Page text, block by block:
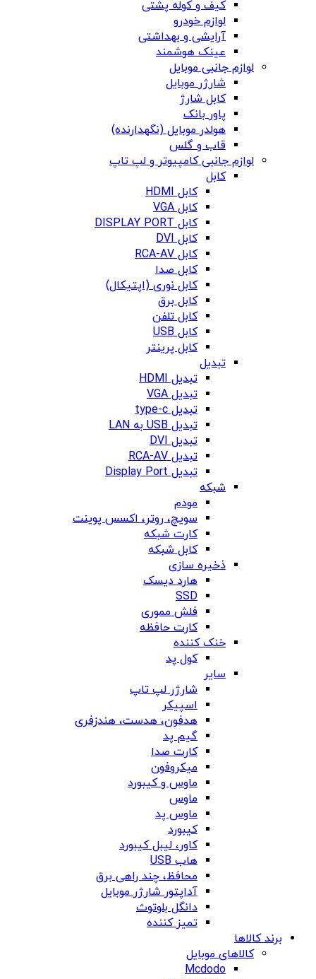
کیف و کوله پشتی
لوازم خودرو
آرایشی و بهداشتی
عینک هوشمند
لوازم جانبی موبایل
شارژر موبایل
کابل شارژ
پاور بانک
هولدر موبایل (نگهدارنده)
قاب و گلس
لوازم جانبی کامپیوتر و لپ تاپ
کابل
کابل HDMI
کابل VGA
کابل DISPLAY PORT
کابل DVI
کابل RCA-AV
کابل صدا
کابل نوری (اپتیکال)
کابل برق
کابل تلفن
کابل USB
کابل پرینتر
تبدیل
تبدیل HDMI
تبدیل VGA
تبدیل type-c
تبدیل USB به LAN
تبدیل DVI
تبدیل RCA-AV
تبدیل Display Port
شبکه
مودم
سویچ، روتر، اکسس پوینت
کارت شبکه
کابل شبکه
ذخیره سازی
هارد دیسک
SSD
فلش مموری
کارت حافظه
خنک کننده
کول پد
سایر
شارژر لپ تاپ
اسپیکر
هدفون، هدست، هندزفری
گیم پد
کارت صدا
میکروفون
ماوس و کیبورد
ماوس
ماوس پد
کیبورد
کاور، لیبل کیبورد
هاب USB
محافظ، چند راهی برق
آداپتور شارژر موبایل
دانگل بلوتوث
تمیز کننده
برند کالاها
کالاهای موبایل
Mcdodo